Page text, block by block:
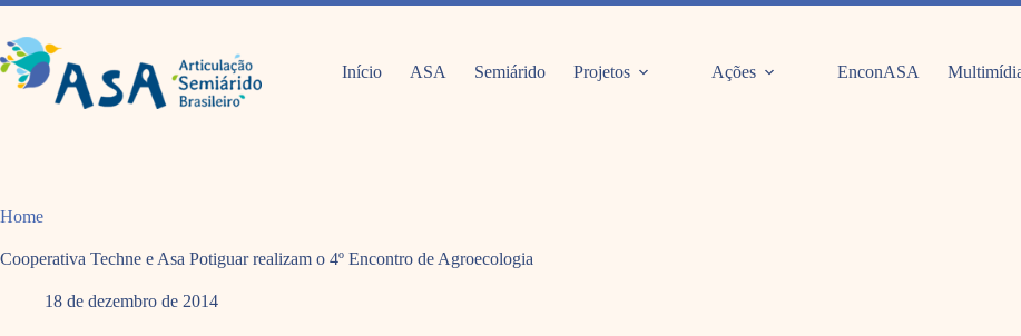
Pular
o
conteúdo
Início ASA Semiárido Projetos Ações EnconASA
Home
Cooperativa Techne e Asa Potiguar realizam o 4º Encontro de Agroecologia
18 de dezembro de 2014